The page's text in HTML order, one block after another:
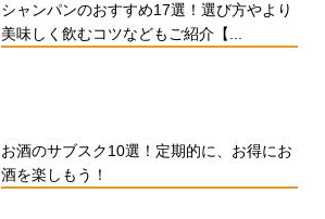
シャンパンのおすすめ17選！選び方やより
美味しく飲むコツなどもご紹介【...
お酒のサブスク10選！定期的に、お得にお
酒を楽しもう！